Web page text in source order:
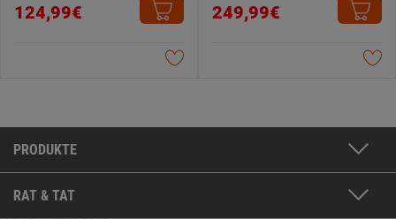
124,99€ 249,99€
PRODUKTE
RAT & TAT